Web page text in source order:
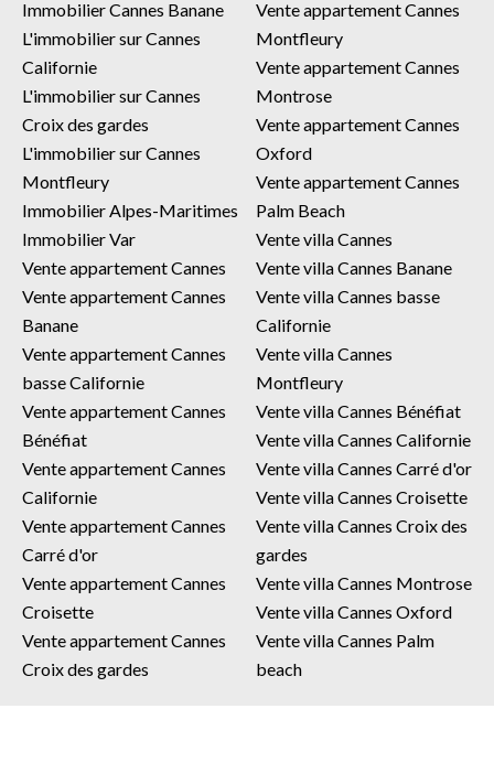
Immobilier Cannes Banane
L'immobilier sur Cannes
Californie
L'immobilier sur Cannes
Croix des gardes
L'immobilier sur Cannes
Montfleury
Immobilier Alpes-Maritimes
Immobilier Var
Vente appartement Cannes
Vente appartement Cannes
Banane
Vente appartement Cannes
basse Californie
Vente appartement Cannes
Bénéfiat
Vente appartement Cannes
Californie
Vente appartement Cannes
Carré d'or
Vente appartement Cannes
Croisette
Vente appartement Cannes
Croix des gardes
Vente appartement Cannes
Montfleury
Vente appartement Cannes
Montrose
Vente appartement Cannes
Oxford
Vente appartement Cannes
Palm Beach
Vente villa Cannes
Vente villa Cannes Banane
Vente villa Cannes basse
Californie
Vente villa Cannes
Montfleury
Vente villa Cannes Bénéfiat
Vente villa Cannes Californie
Vente villa Cannes Carré d'or
Vente villa Cannes Croisette
Vente villa Cannes Croix des
gardes
Vente villa Cannes Montrose
Vente villa Cannes Oxford
Vente villa Cannes Palm
beach